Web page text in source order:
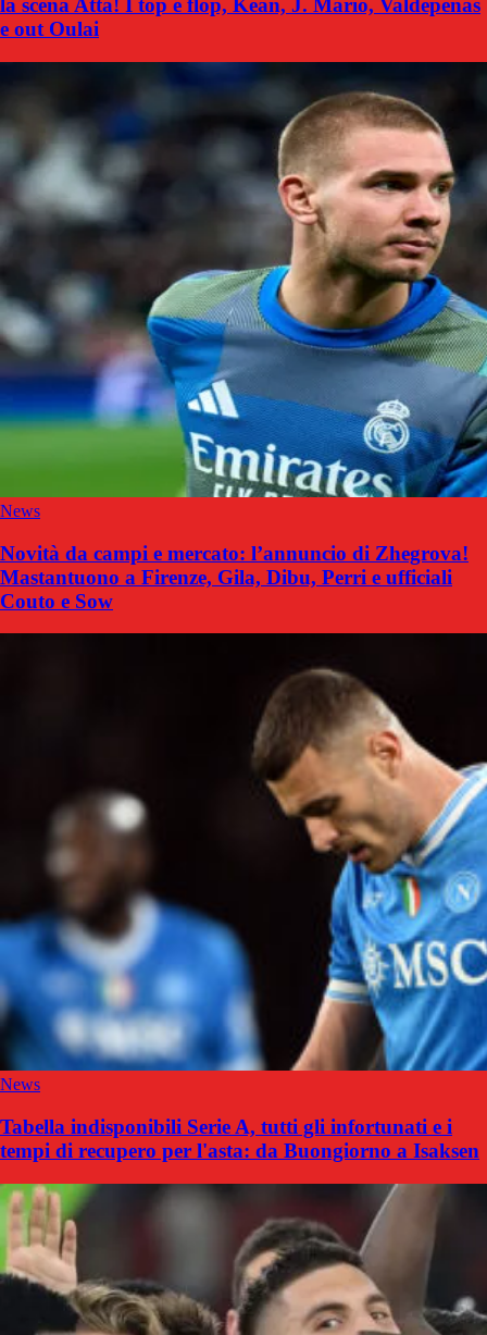
la scena Atta! I top e flop, Kean, J. Mario, Valdepenas
e out Oulai
News
Novità da campi e mercato: l’annuncio di Zhegrova!
Mastantuono a Firenze, Gila, Dibu, Perri e ufficiali
Couto e Sow
News
Tabella indisponibili Serie A, tutti gli infortunati e i
tempi di recupero per l'asta: da Buongiorno a Isaksen